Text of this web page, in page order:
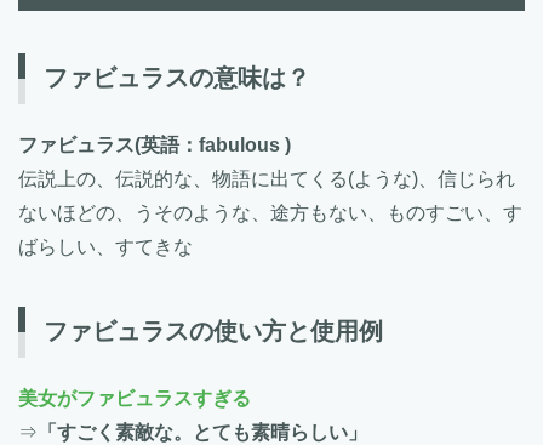
ファビュラスの意味は？
ファビュラス(英語：fabulous )
伝説上の、伝説的な、物語に出てくる(ような)、信じられ
ないほどの、うそのような、途方もない、ものすごい、す
ばらしい、すてきな
ファビュラスの使い方と使用例
美女がファビュラスすぎる
⇒ 「すごく素敵な。とても素晴らしい」